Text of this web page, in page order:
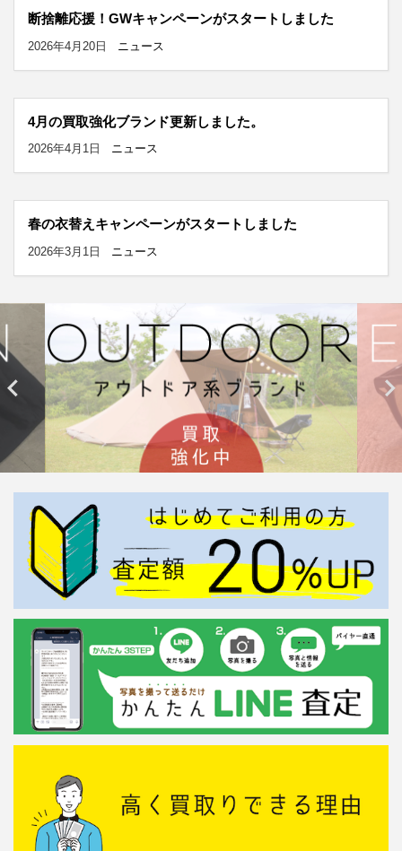
断捨離応援！GWキャンペーンがスタートしました
2026年4月20日 ニュース
4月の買取強化ブランド更新しました。
2026年4月1日 ニュース
春の衣替えキャンペーンがスタートしました
2026年3月1日 ニュース
 